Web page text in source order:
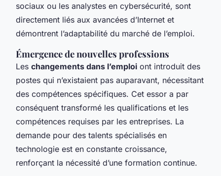
sociaux ou les analystes en cybersécurité, sont
directement liés aux avancées d’Internet et
démontrent l’adaptabilité du marché de l’emploi.
Émergence de nouvelles professions
Les changements dans l’emploi ont introduit des
postes qui n’existaient pas auparavant, nécessitant
des compétences spécifiques. Cet essor a par
conséquent transformé les qualifications et les
compétences requises par les entreprises. La
demande pour des talents spécialisés en
technologie est en constante croissance,
renforçant la nécessité d’une formation continue.